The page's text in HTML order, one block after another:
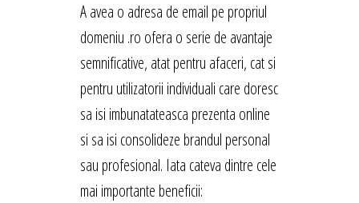
A avea o adresa de email pe propriul
domeniu .ro ofera o serie de avantaje
semnificative, atat pentru afaceri, cat si
pentru utilizatorii individuali care doresc
sa isi imbunatateasca prezenta online
si sa isi consolideze brandul personal
sau profesional. Iata cateva dintre cele
mai importante beneficii: